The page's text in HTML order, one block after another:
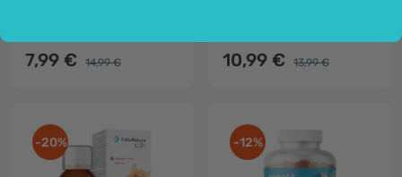
7,99 € 14,99 € 10,99 € 13,99 €
-20% -12%